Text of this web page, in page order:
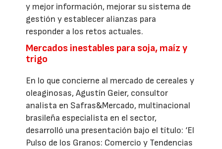
y mejor información, mejorar su sistema de
gestión y establecer alianzas para
responder a los retos actuales.
Mercados inestables para soja, maíz y
trigo
En lo que concierne al mercado de cereales y
oleaginosas, Agustín Geier, consultor
analista en Safras&Mercado, multinacional
brasileña especialista en el sector,
desarrolló una presentación bajo el título: ‘El
Pulso de los Granos: Comercio y Tendencias